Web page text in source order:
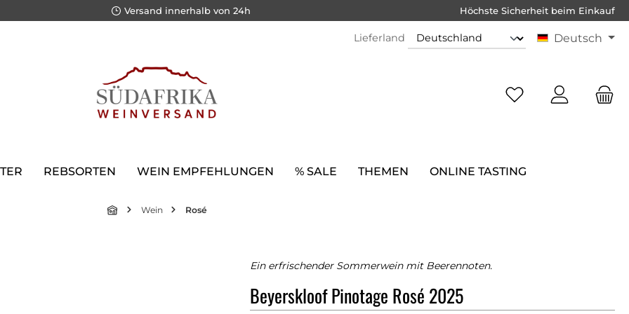
Versand innerhalb von 24h Höchste Sicherheit beim Einkauf
Lieferland Deutsch
REBSORTEN WEIN EMPFEHLUNGEN % SALE THEMEN ONLINE TASTING
Wein Rosé
Ein erfrischender Sommerwein mit Beerennoten.
Beyerskloof Pinotage Rosé 2025